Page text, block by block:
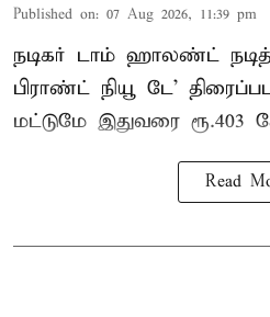
Published on: 07 Aug 2026, 11:39 pm
நடிகர் டாம் ஹாலண்ட்
பிராண்ட் நியூ டே’
மட்டுமே இதுவரை ரூ.403
Read